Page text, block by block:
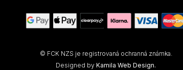
© FCK NZS je registrovaná ochranná známka.
Designed by Kamila Web Design.